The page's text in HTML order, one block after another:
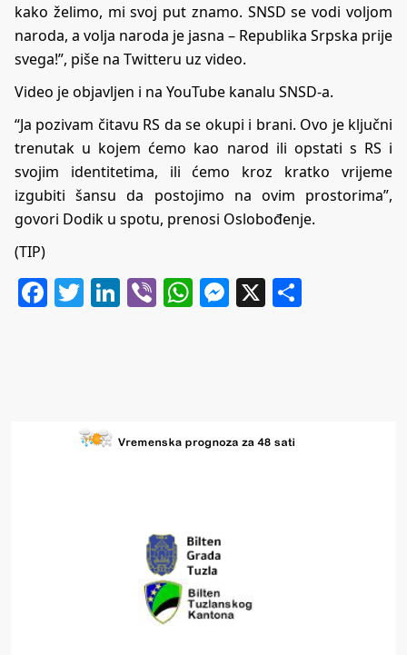
kako želimo, mi svoj put znamo. SNSD se vodi voljom
naroda, a volja naroda je jasna – Republika Srpska prije
svega!”, piše na Twitteru uz video.
Video je objavljen i na YouTube kanalu SNSD-a.
“Ja pozivam čitavu RS da se okupi i brani. Ovo je ključni
trenutak u kojem ćemo kao narod ili opstati s RS i
svojim identitetima, ili ćemo kroz kratko vrijeme
izgubiti šansu da postojimo na ovim prostorima”,
govori Dodik u spotu, prenosi Oslobođenje.
(TIP)
Facebook
Twitter
LinkedIn
ViberWhatsApp
Messenger
X